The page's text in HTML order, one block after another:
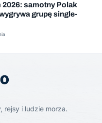
2026: samotny Polak
grupę single-
rejsy i ludzie morza.